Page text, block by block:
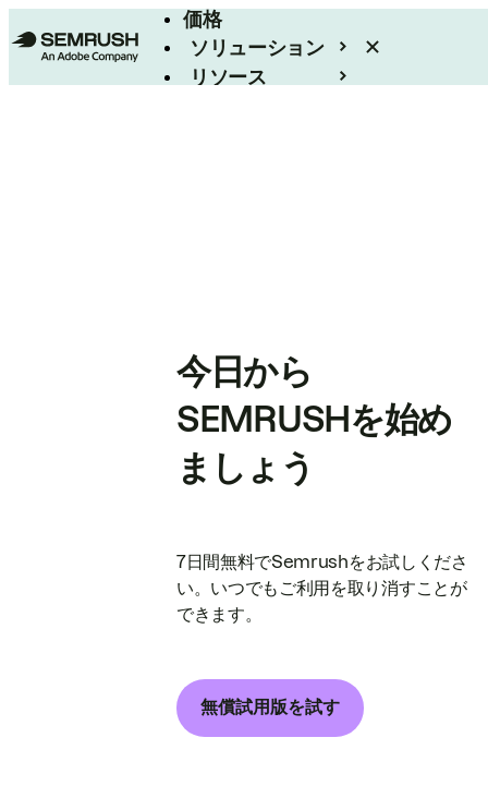
価格
ソリューション
リソース
今日から
SEMRUSHを始め
ましょう
7日間無料でSemrushをお試しくださ
い。いつでもご利用を取り消すことが
できます。
無償試用版を試す